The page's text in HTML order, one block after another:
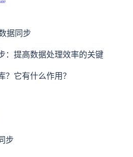
别？
据同步
：提高数据处理效率的关键
？它有什么作用？
步